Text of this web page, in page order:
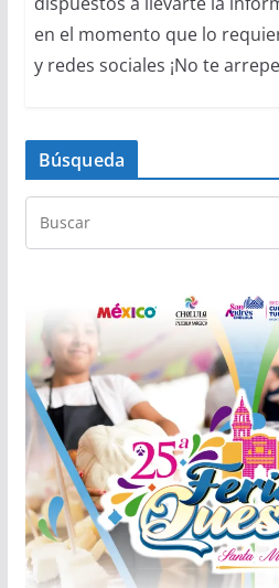
en el momento que lo
y redes sociales ¡No te
Búsqueda